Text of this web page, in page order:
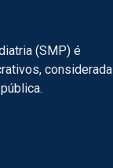
(SMP) é
considerada